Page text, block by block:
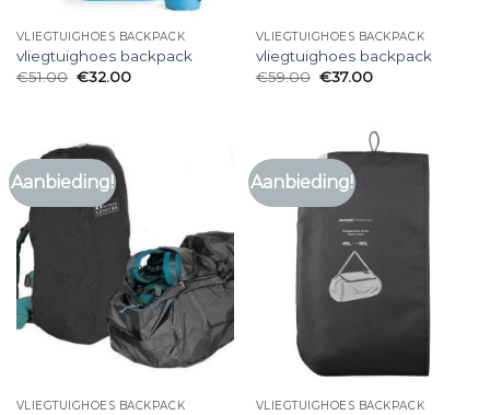
VLIEGTUIGHOES BACKPACK
vliegtuighoes backpack
€51.00 €32.00
VLIEGTUIGHOES BACKPACK
vliegtuighoes backpack
€59.00 €37.00
Aanbieding!
VLIEGTUIGHOES BACKPACK
Aanbieding!
VLIEGTUIGHOES BACKPACK